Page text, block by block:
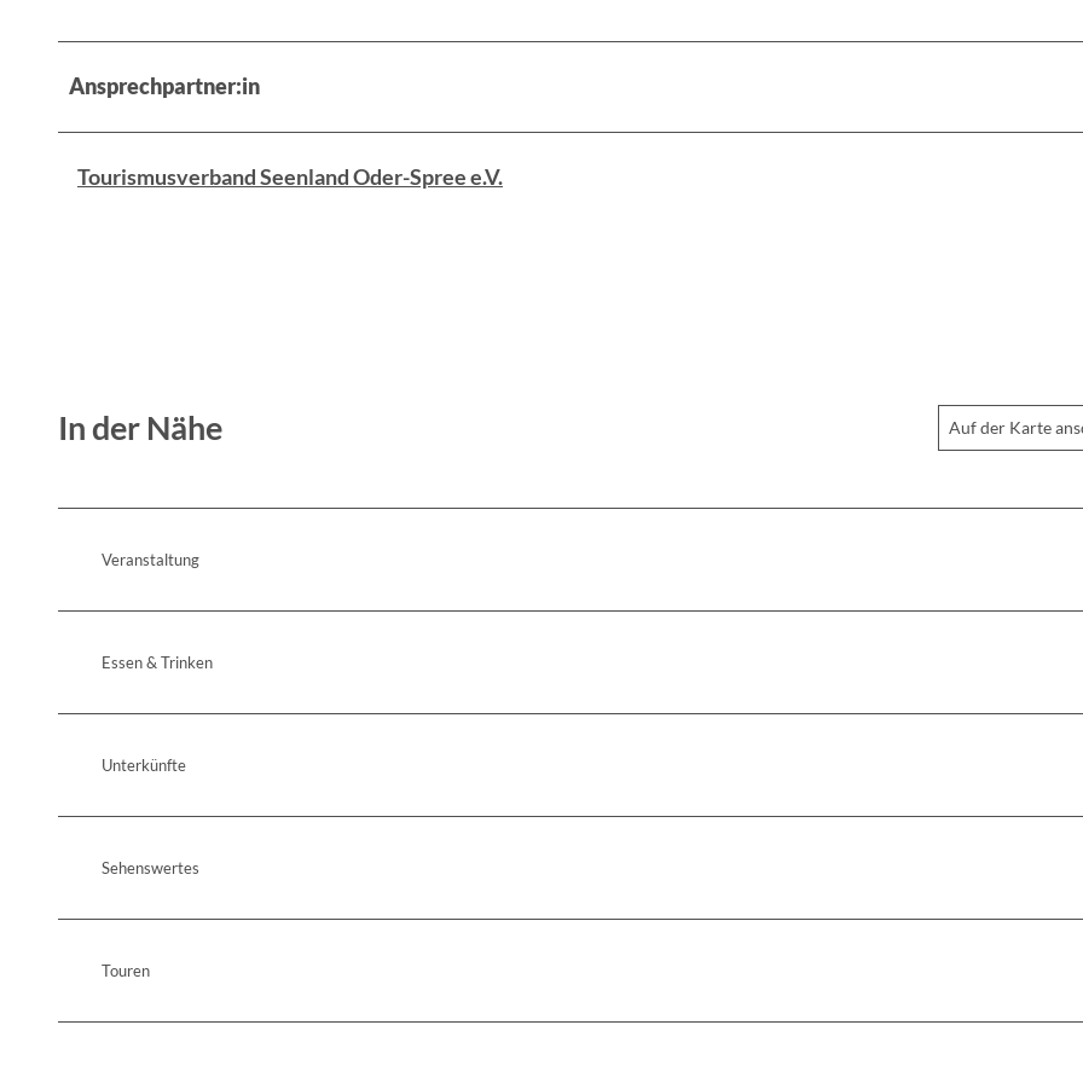
Ansprechpartner:in
Tourismusverband Seenland Oder-Spree e.V.
In der Nähe Auf der Karte
Veranstaltung
Essen & Trinken
Unterkünfte
Sehenswertes
Touren